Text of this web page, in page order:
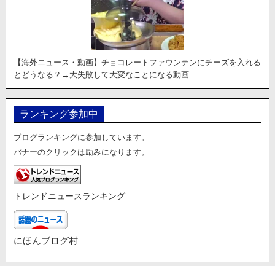
【海外ニュース・動画】チョコレートファウンテンにチーズを入れる
とどうなる？→大失敗して大変なことになる動画
ランキング参加中
ブログランキングに参加しています。
バナーのクリックは励みになります。
トレンドニュースランキング
にほんブログ村